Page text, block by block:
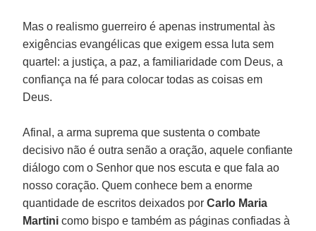
Mas o realismo guerreiro é apenas instrumental às
exigências evangélicas que exigem essa luta sem
quartel: a justiça, a paz, a familiaridade com Deus, a
confiança na fé para colocar todas as coisas em
Deus.
Afinal, a arma suprema que sustenta o combate
decisivo não é outra senão a oração, aquele confiante
diálogo com o Senhor que nos escuta e que fala ao
nosso coração. Quem conhece bem a enorme
quantidade de escritos deixados porCarlo Maria
Martini como bispo e também as páginas confiadas à